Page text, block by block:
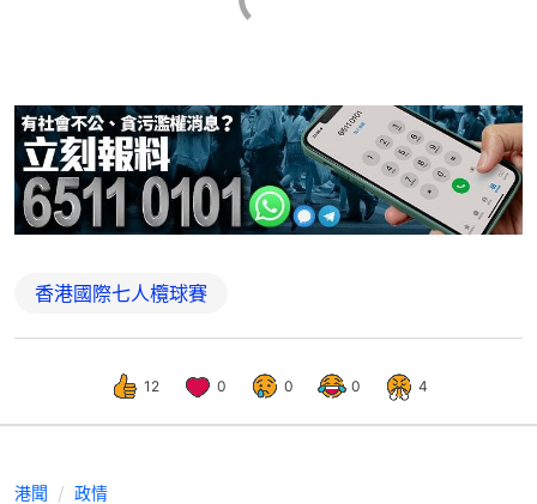
香港國際七人欖球賽
12 0 0 0 4
港聞 政情